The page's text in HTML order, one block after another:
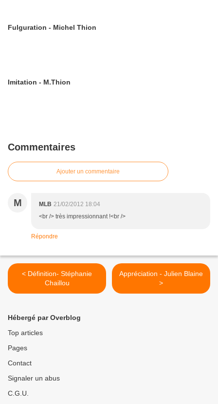
Fulguration - Michel Thion
Imitation - M.Thion
Commentaires
Ajouter un commentaire
M MLB 21/02/2012 18:04
<br /> très impressionnant !<br />
Répondre
< Définition- Stéphanie
Chaillou
Appréciation - Julien Blaine
>
Hébergé par Overblog
Top articles
Pages
Contact
Signaler un abus
C.G.U.